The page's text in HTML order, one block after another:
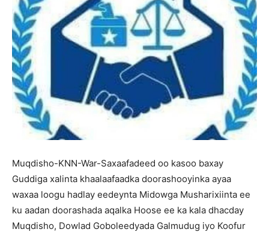
Muqdisho-KNN-War-Saxaafadeed oo kasoo baxay
Guddiga xalinta khaalaafaadka doorashooyinka ayaa
waxaa loogu hadlay eedeynta Midowga Musharixiinta ee
ku aadan doorashada aqalka Hoose ee ka kala dhacday
Muqdisho, Dowlad Goboleedyada Galmudug iyo Koofur